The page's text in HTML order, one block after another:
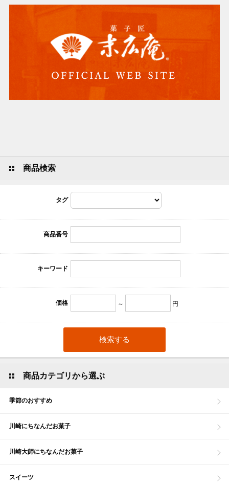
商品検索
タグ
商品番号
キーワード
価格 ～ 円
商品カテゴリから選ぶ
季節のおすすめ
川崎にちなんだお菓子
川崎大師にちなんだお菓子
スイーツ